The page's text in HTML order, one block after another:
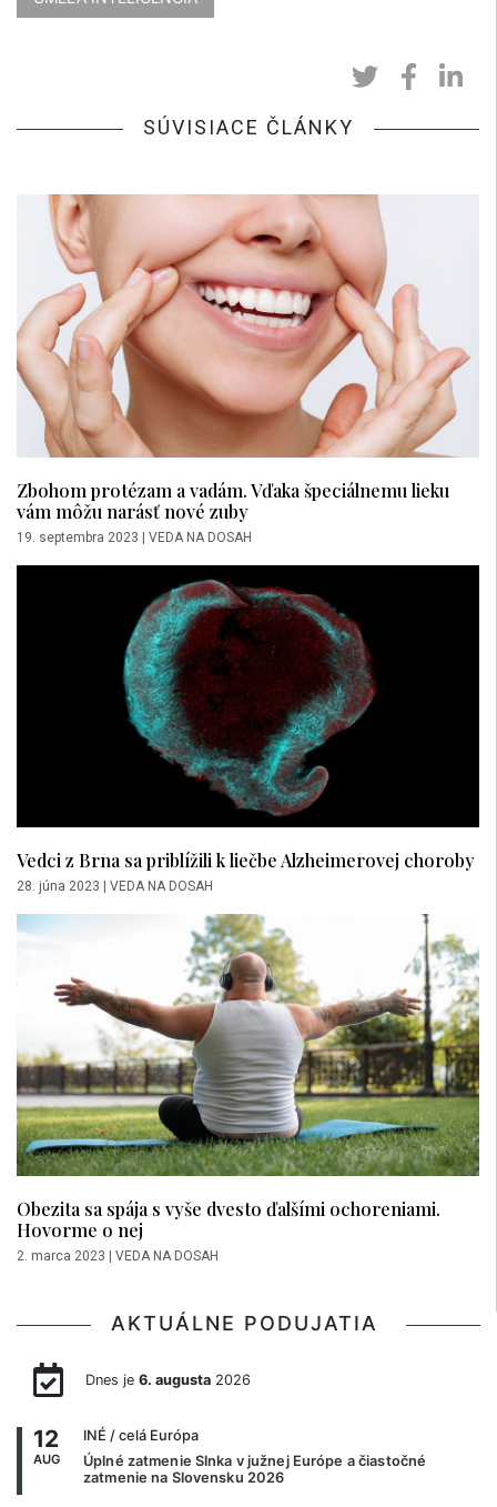
SÚVISIACE ČLÁNKY
Zbohom protézam a vadám. Vďaka špeciálnemu lieku
vám môžu narásť nové zuby
19. septembra 2023 | VEDA NA DOSAH
Vedci z Brna sa priblížili k liečbe Alzheimerovej choroby
28. júna 2023 | VEDA NA DOSAH
Obezita sa spája s vyše dvesto ďalšími ochoreniami.
Hovorme o nej
2. marca 2023 VEDA NA DOSAH
AKTUÁLNE PODUJATIA
Dnes je 6. augusta2026
12
AUG
INÉ / celá Európa
Úplné zatmenie Slnka v južnej Európe a čiastočné
zatmenie na Slovensku 2026